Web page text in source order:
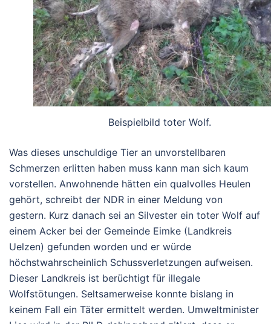
Beispielbild toter Wolf.
Was dieses unschuldige Tier an unvorstellbaren
Schmerzen erlitten haben muss kann man sich kaum
vorstellen. Anwohnende hätten ein qualvolles Heulen
gehört, schreibt der NDR in einer Meldung von
gestern. Kurz danach sei an Silvester ein toter Wolf auf
einem Acker bei der Gemeinde Eimke (Landkreis
Uelzen) gefunden worden und er würde
höchstwahrscheinlich Schussverletzungen aufweisen.
Dieser Landkreis ist berüchtigt für illegale
Wolfstötungen. Seltsamerweise konnte bislang in
keinem Fall ein Täter ermittelt werden. Umweltminister